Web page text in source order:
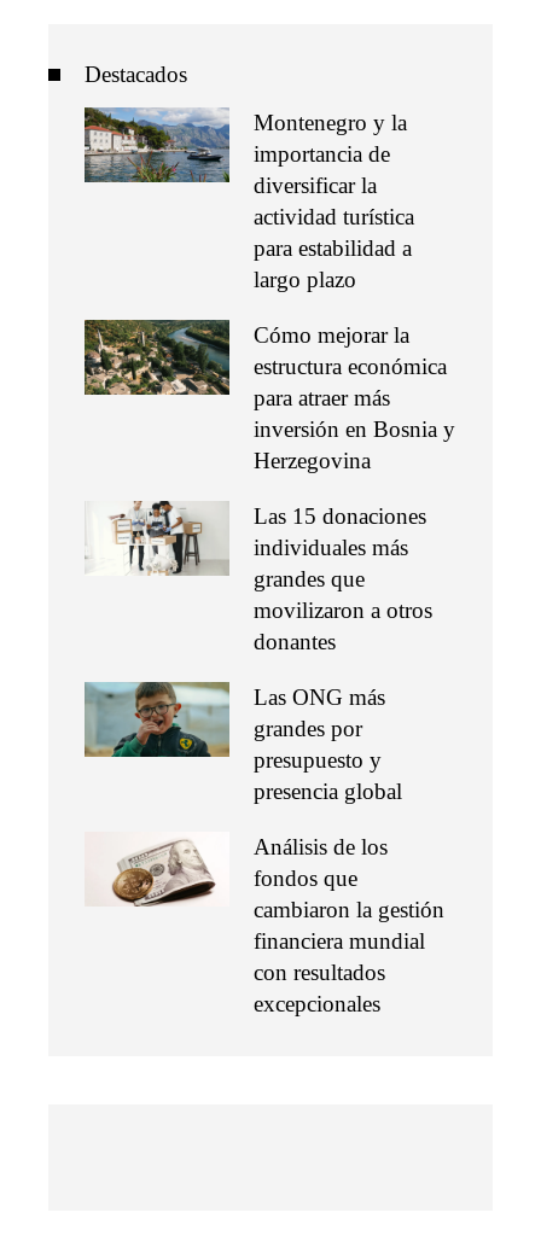
Destacados
Montenegro y la
importancia de
diversificar la
actividad turística
para estabilidad a
largo plazo
Cómo mejorar la
estructura económica
para atraer más
inversión en Bosnia y
Herzegovina
Las 15 donaciones
individuales más
grandes que
movilizaron a otros
donantes
Las ONG más
grandes por
presupuesto y
presencia global
Análisis de los
fondos que
cambiaron la gestión
financiera mundial
con resultados
excepcionales